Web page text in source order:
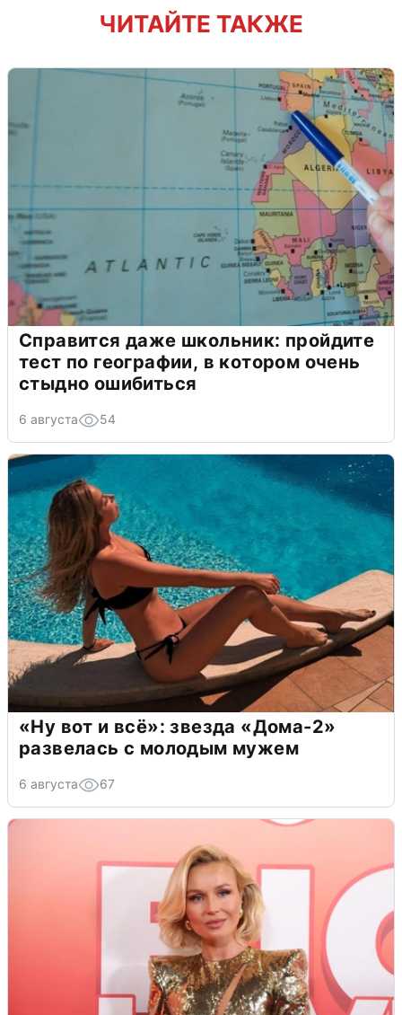
ЧИТАЙТЕ ТАКЖЕ
Справится даже школьник: пройдите
тест по географии, в котором очень
стыдно ошибиться
6 августа 54
«Ну вот и всё»: звезда «Дома-2»
развелась с молодым мужем
6 августа 67